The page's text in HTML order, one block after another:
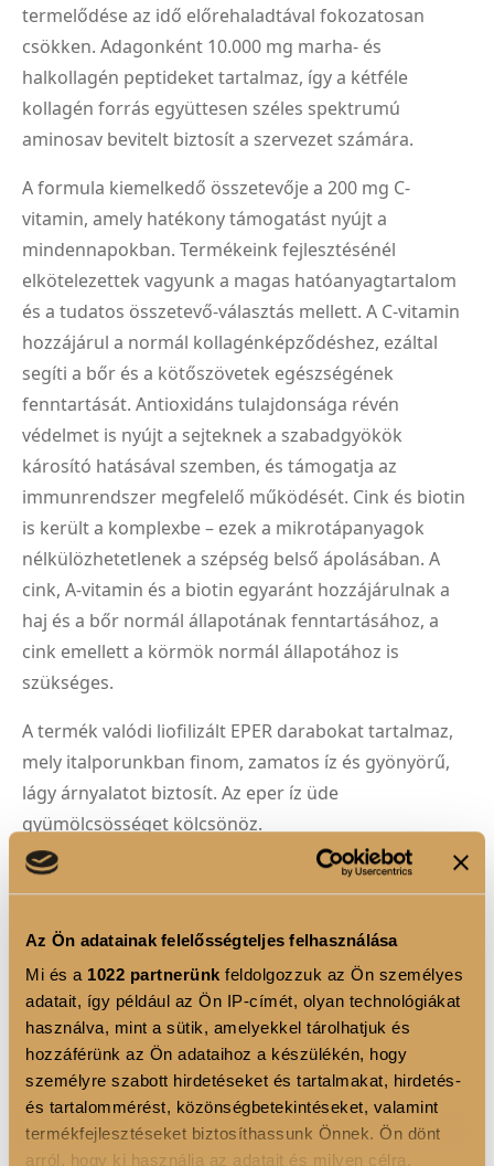
Az Ön adatainak felelősségteljes felhasználása
Mi és a 1022 partnerünk feldolgozzuk az Ön személyes
adatait, így például az Ön IP-címét, olyan technológiákat
használva, mint a sütik, amelyekkel tárolhatjuk és
hozzáférünk az Ön adataihoz a készülékén, hogy
személyre szabott hirdetéseket és tartalmakat, hirdetés-
és tartalommérést, közönségbetekintéseket, valamint
termékfejlesztéseket biztosíthassunk Önnek. Ön dönt
arról, hogy ki használja az adatait és milyen célra.
termelődése az idő előrehaladtával fokozatosan
csökken. Adagonként 10.000 mg marha- és
halkollagén peptideket tartalmaz, így a kétféle
kollagén forrás együttesen széles spektrumú
aminosav bevitelt biztosít a szervezet számára.
A formula kiemelkedő összetevője a 200 mg C-
vitamin, amely hatékony támogatást nyújt a
mindennapokban. Termékeink fejlesztésénél
elkötelezettek vagyunk a magas hatóanyagtartalom
és a tudatos összetevő-választás mellett. A C-vitamin
hozzájárul a normál kollagénképződéshez, ezáltal
segíti a bőr és a kötőszövetek egészségének
fenntartását. Antioxidáns tulajdonsága révén
védelmet is nyújt a sejteknek a szabadgyökök
károsító hatásával szemben, és támogatja az
immunrendszer megfelelő működését. Cink és biotin
is került a komplexbe – ezek a mikrotápanyagok
nélkülözhetetlenek a szépség belső ápolásában. A
cink, A-vitamin és a biotin egyaránt hozzájárulnak a
haj és a bőr normál állapotának fenntartásához, a
cink emellett a körmök normál állapotához is
szükséges.
A termék valódi liofilizált EPER darabokat tartalmaz,
mely italporunkban finom, zamatos íz és gyönyörű,
lágy árnyalatot biztosít. Az eper íz üde
gyümölcsösséget kölcsönöz.
Ízét édesítőszerek teszik kellemesen édessé, így extra
kalóriák és felesleges cukor nélkül élvezhetjük azt.
Mesterséges színezéket nem tartalmaz, gyönyörű
pirosas árnyalatát a természetes céklapor biztosítja.
Engedd, hogy a napi rutinod részévé váljon – egy
pillanat megállás és önmagadra figyelés a rohanó
hétköznapokban. Segítségével belülről ragyoghatsz,
támogatva ezzel külső megjelenésed frissességét és
magabiztosságát. Mert igazán ragyogni akkor